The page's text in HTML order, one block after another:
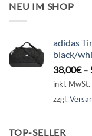
NEU IM SHOP
adidas
black/
38,00€–
inkl. MwSt.
zzgl.
TOP-SELLER